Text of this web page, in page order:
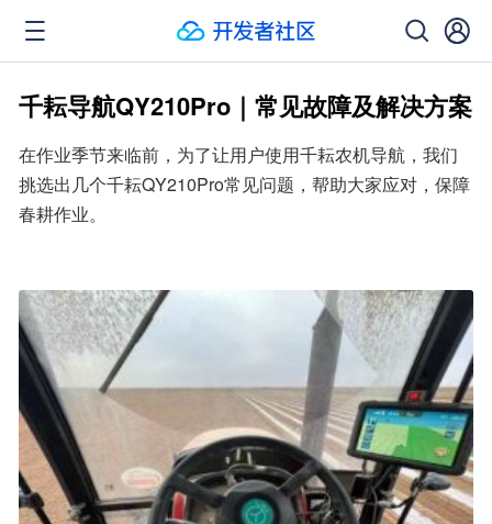
千耘导航QY210Pro｜常见故障及解决方案
在作业季节来临前，为了让用户使用千耘农机导航，我们
挑选出几个千耘QY210Pro常见问题，帮助大家应对，保障
春耕作业。